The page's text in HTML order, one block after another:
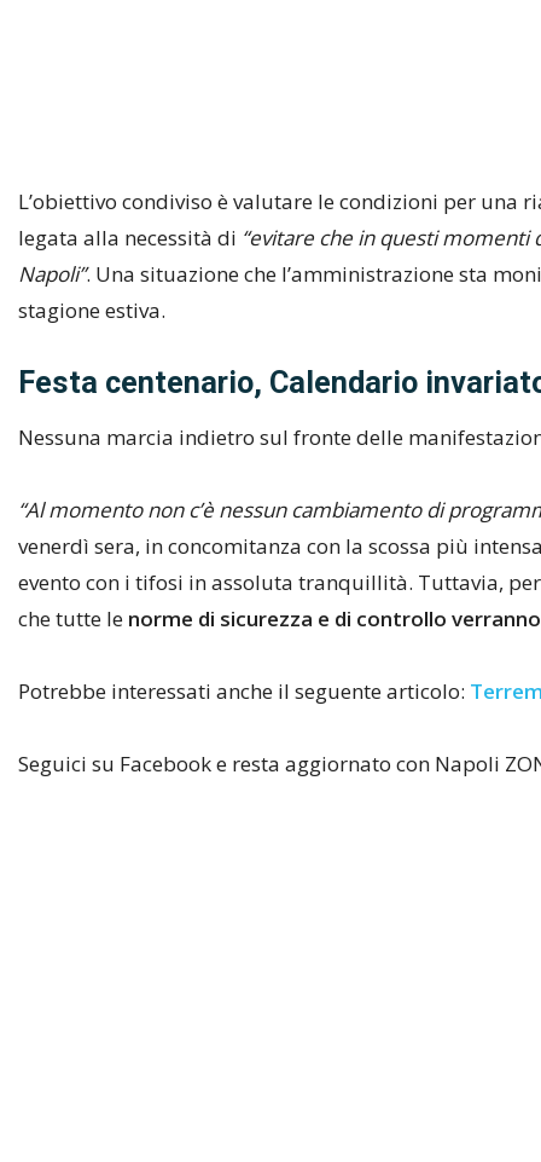
L’obiettivo condiviso è valutare le condizioni per
legata alla necessità di “evitare che in questi momenti
Napoli”. Una situazione che l’amministrazione sta
stagione estiva.
Festa centenario, Calendario
Nessuna marcia indietro sul fronte delle
“Al momento non c’è nessun cambiamento di
venerdì sera, in concomitanza con la scossa più
evento con i tifosi in assoluta tranquillità. Tuttavia,
che tutte le norme di sicurezza e di controllo
Potrebbe interessati anche il seguente articolo:
Seguici su Facebook e resta aggiornato con Napoli